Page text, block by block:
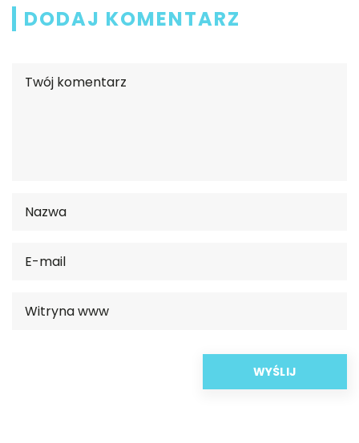
DODAJ KOMENTARZ